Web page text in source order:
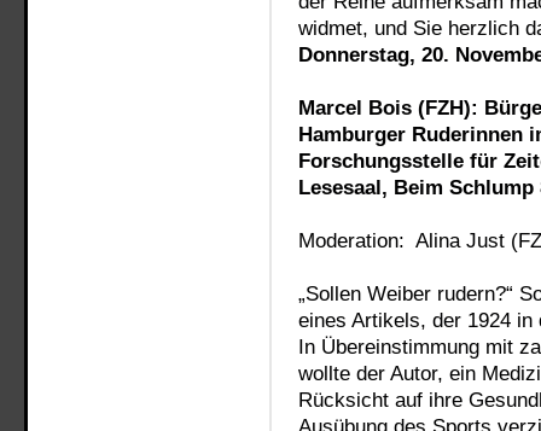
widmet, und Sie herzlich
Donnerstag, 20.
Marcel Bois (FZH):
Hamburger Ruderinnen
Forschungsstelle für
Lesesaal, Beim
Moderation: Alina Just
„Sollen Weiber rudern?“
eines Artikels, der 1924 in
In Übereinstimmung mit
wollte der Autor, ein
Rücksicht auf ihre
Ausübung des Sports